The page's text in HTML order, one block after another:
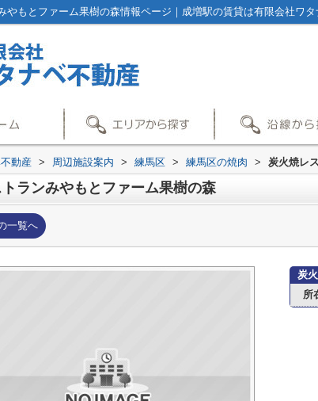
やもとファーム果樹の森情報ページ｜成増駅の賃貸は有限会社ワタ
動産 > 周辺施設案内 > 練馬区 > 練馬区の焼肉 > 炭火焼レ
ランみやもとファーム果樹の森
一覧へ
炭
所